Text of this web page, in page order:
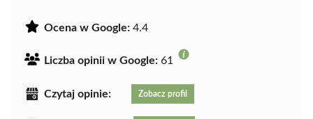
Ocena w Google: 4.4
Liczba opinii w Google: 61
Czytaj opinie: Zobacz profil